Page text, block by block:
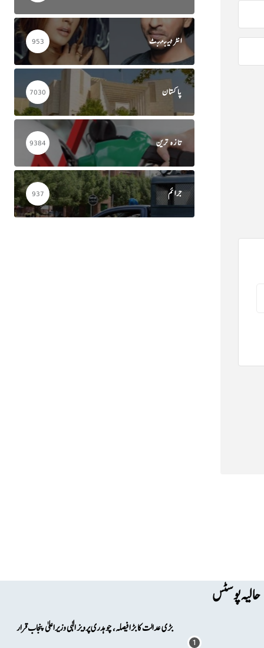
انٹرٹینمنٹ 953
پاکستان 7030
تازہ ترین 9384
جرائم 937
حالیہ پوسٹس
بڑی عدالت کا بڑا فیصلہ، چوہدری پرویز الٰہی وزیراعلیٰ پنجاب قرار